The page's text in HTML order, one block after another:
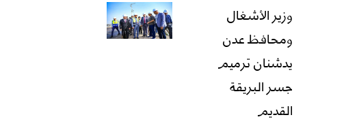
وزير الأشغال
ومحافظ عدن
يدشنان ترميم
جسر البريقة
القديم